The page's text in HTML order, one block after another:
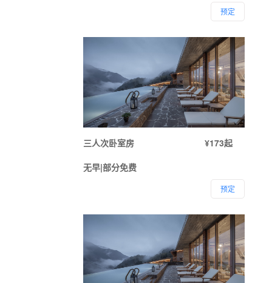
预定
三人次卧室房
¥173起
无早|部分免费
预定